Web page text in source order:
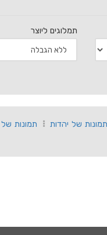
תמלוגים ליוצר
תמונות של יהדות תמונות